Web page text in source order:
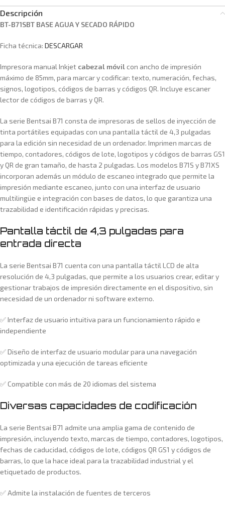
Descripción
BT-B71SBT BASE AGUA Y SECADO RÁPIDO
Ficha técnica: DESCARGAR
Impresora manual Inkjet cabezal móvil con ancho de impresión
máximo de 85mm, para marcar y codificar: texto, numeración, fechas,
signos, logotipos, códigos de barras y códigos QR. Incluye escaner
lector de códigos de barras y QR.
La serie Bentsai B71 consta de impresoras de sellos de inyección de
tinta portátiles equipadas con una pantalla táctil de 4,3 pulgadas
para la edición sin necesidad de un ordenador. Imprimen marcas de
tiempo, contadores, códigos de lote, logotipos y códigos de barras GS1
y QR de gran tamaño, de hasta 2 pulgadas. Los modelos B71S y B71XS
incorporan además un módulo de escaneo integrado que permite la
impresión mediante escaneo, junto con una interfaz de usuario
multilingüe e integración con bases de datos, lo que garantiza una
trazabilidad e identificación rápidas y precisas.
Pantalla táctil de 4,3 pulgadas para
entrada directa
La serie Bentsai B71 cuenta con una pantalla táctil LCD de alta
resolución de 4,3 pulgadas, que permite a los usuarios crear, editar y
gestionar trabajos de impresión directamente en el dispositivo, sin
necesidad de un ordenador ni software externo.
✅ Interfaz de usuario intuitiva para un funcionamiento rápido e
independiente
✅ Diseño de interfaz de usuario modular para una navegación
optimizada y una ejecución de tareas eficiente
✅ Compatible con más de 20 idiomas del sistema
Diversas capacidades de codificación
La serie Bentsai B71 admite una amplia gama de contenido de
impresión, incluyendo texto, marcas de tiempo, contadores, logotipos,
fechas de caducidad, códigos de lote, códigos QR GS1 y códigos de
barras, lo que la hace ideal para la trazabilidad industrial y el
etiquetado de productos.
✅ Admite la instalación de fuentes de terceros